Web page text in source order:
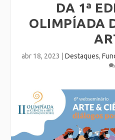
DA 1ª
OLIMPÍADA
abr 18, 2023 Destaques,